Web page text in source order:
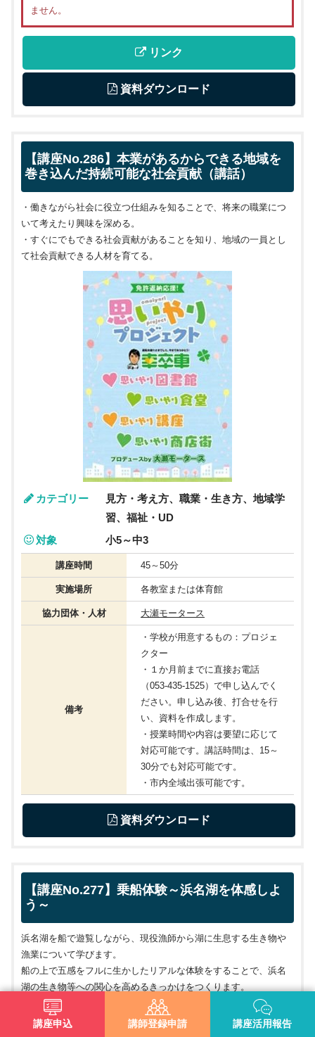
ません。
リンク
資料ダウンロード
【講座No.286】本業があるからできる地域を
巻き込んだ持続可能な社会貢献（講話）
・働きながら社会に役立つ仕組みを知ることで、将来の職業につ
いて考えたり興味を深める。
・すぐにでもできる社会貢献があることを知り、地域の一員とし
て社会貢献できる人材を育てる。
カテゴリー
見方・考え方、職業・生き方、地域学
習、福祉・UD
対象
小5～中3
講座時間 45～50分
実施場所 各教室または体育館
協力団体・人材 大瀬モータース
備考
・学校が用意するもの：プロジェ
クター
・１か月前までに直接お電話
（053-435-1525）で申し込んでく
ださい。申し込み後、打合せを行
い、資料を作成します。
・授業時間や内容は要望に応じて
対応可能です。講話時間は、15～
30分でも対応可能です。
・市内全域出張可能です。
資料ダウンロード
【講座No.277】乗船体験～浜名湖を体感しよ
う～
浜名湖を船で遊覧しながら、現役漁師から湖に生息する生き物や
漁業について学びます。
船の上で五感をフルに生かしたリアルな体験をすることで、浜名
湖の生き物等への関心を高めるきっかけをつくります。
これからの時代において重要な役割を果たす
や探究学習に寄
与します。
講座申込 講師登録申請 講座活用報告